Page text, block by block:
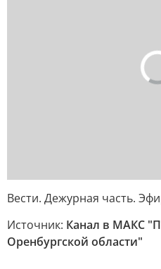
Вести. Дежурная часть.
Источник: Канал в МАКС
Оренбургской области"